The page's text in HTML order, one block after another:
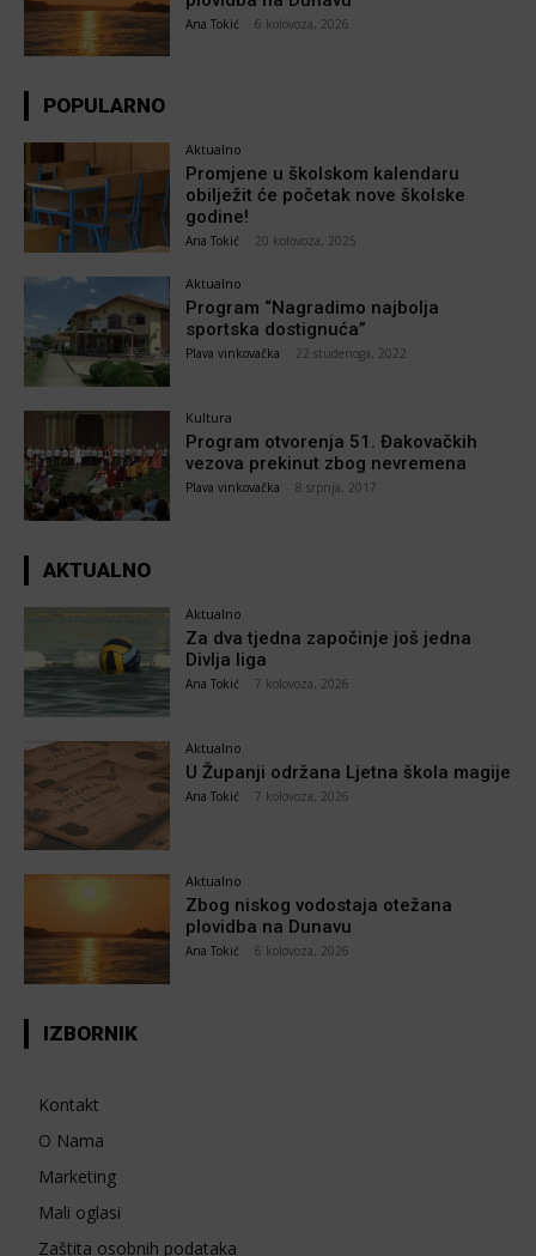
Ana Tokić 6 kolovoza, 2026
POPULARNO
Aktualno
Promjene u školskom kalendaru
obilježit će početak nove školske
godine!
Ana Tokić 20 kolovoza, 2025
Aktualno
Program “Nagradimo najbolja
sportska dostignuća”
Plava vinkovačka 22 studenoga, 2022
Kultura
Program otvorenja 51. Đakovačkih
vezova prekinut zbog nevremena
Plava vinkovačka 8 srpnja, 2017
AKTUALNO
Aktualno
Za dva tjedna započinje još jedna
Divlja liga
Ana Tokić 7 kolovoza, 2026
Aktualno
U Županji održana Ljetna škola magije
Ana Tokić 7 kolovoza, 2026
Aktualno
Zbog niskog vodostaja otežana
plovidba na Dunavu
Ana Tokić 6 kolovoza, 2026
IZBORNIK
Kontakt
O Nama
Marketing
Mali oglasi
Zaštita osobnih podataka